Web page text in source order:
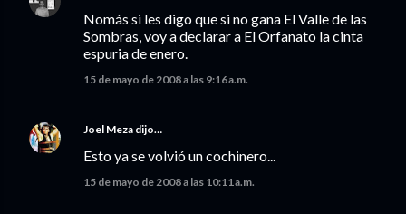
Nomás si les digo que si no gana El Valle de las
Sombras, voy a declarar a El Orfanato la cinta
espuria de enero.
15 de mayo de 2008 a las 9:16 a.m.
Joel Meza dijo…
Esto ya se volvió un cochinero...
15 de mayo de 2008 a las 10:11 a.m.